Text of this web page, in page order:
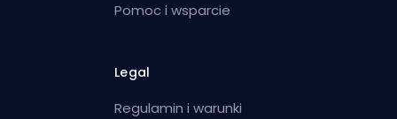
Pomoc i wsparcie
Legal
Regulamin i warunki